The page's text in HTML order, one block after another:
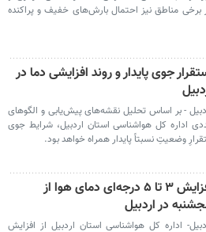
برخی مناطق نیز احتمال بارش‌های خفیف و پراکنده
جوی پایدار و روند افزایشی دما در
- بر اساس تحلیل نقشه‌های پیش‌یابی و الگوهای
اداره کل هواشناسی استان اردبیل، شرایط جوی
وضعیتِ نسبتاً پایدار همراه خواهد بود.
افزایش ۳ تا ۵ درجه‌ای دمای هوا از
در اردبیل
اداره کل هواشناسی استان اردبیل از افزایش